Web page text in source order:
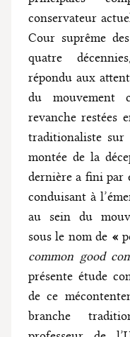
conservateur
Cour suprême
quatre
répondu aux
du mouvement
revanche restées
traditionaliste
montée de la
dernière a fini par
conduisant à
au sein du
sous le nom de «
common good
présente étude
de ce
branche